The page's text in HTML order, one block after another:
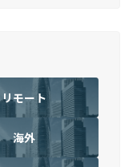
リモート
海外